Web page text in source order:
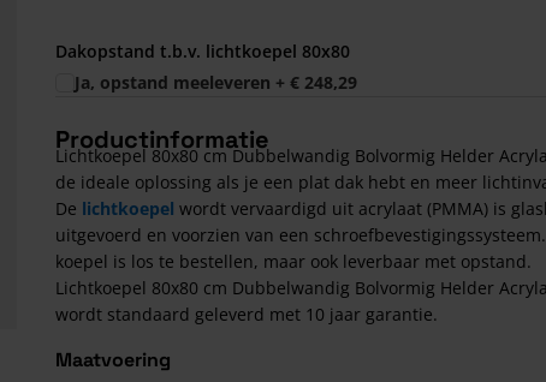
Dakopstand t.b.v. lichtkoepel 80x80
Ja, opstand meeleveren + € 248,29
Productinformatie
Lichtkoepel 80x80 cm Dubbelwandig Bolvormig Helder
de ideale oplossing als je een plat dak hebt en meer
De lichtkoepel wordt vervaardigd uit acrylaat (PMMA) is
uitgevoerd en voorzien van een
koepel is los te bestellen, maar ook leverbaar met opstand.
Lichtkoepel 80x80 cm Dubbelwandig Bolvormig Helder
wordt standaard geleverd met 10 jaar garantie.
Maatvoering